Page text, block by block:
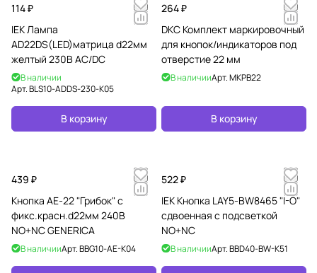
и
и
и
у
п
а
л
и
я
114 ₽
IEK Лампа
AD22DS(LED)матрица d22мм
желтый 230В AC/DC
В наличии
Арт.BLS10-ADDS-230-K05
В корзину
264 ₽
DKC Комплект маркировочный
для кнопок/индикаторов под
отверстие 22 мм
В наличииАрт.MKPB22
В корзину
439 ₽
Кнопка AE-22 "Грибок" с
фикс.красн.d22мм 240В
NO+NC GENERICA
В наличииАрт.BBG10-AE-K04
522 ₽
IEK Кнопка LAY5-BW8465 "I-O"
сдвоенная с подсветкой
NO+NC
В наличииАрт.BBD40-BW-K51